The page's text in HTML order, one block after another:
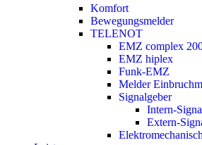
Komfort
Bewegungsmelder
TELENOT
EMZ complex
EMZ hiplex
Funk-EMZ
Melder
Signalgeber
Intern-
Extern-